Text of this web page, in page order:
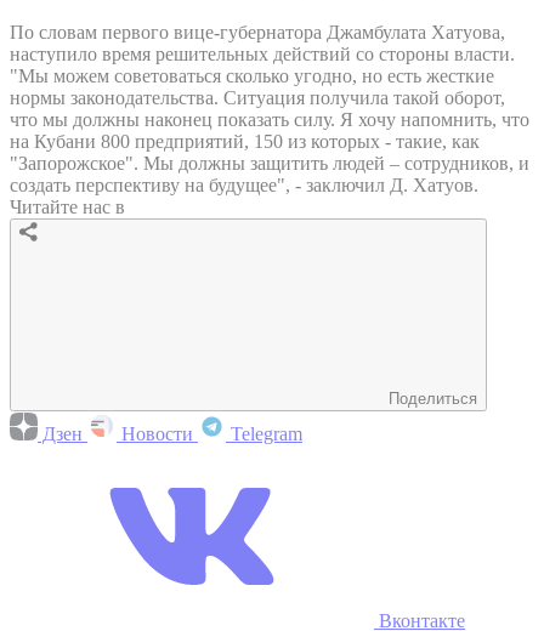
По словам первого вице-губернатора Джамбулата Хатуова,
наступило время решительных действий со стороны власти.
"Мы можем советоваться сколько угодно, но есть жесткие
нормы законодательства. Ситуация получила такой оборот,
что мы должны наконец показать силу. Я хочу напомнить, что
на Кубани 800 предприятий, 150 из которых - такие, как
"Запорожское". Мы должны защитить людей – сотрудников, и
создать перспективу на будущее", - заключил Д. Хатуов.
Читайте нас в
Поделиться
Дзен Новости Telegram
Вконтакте